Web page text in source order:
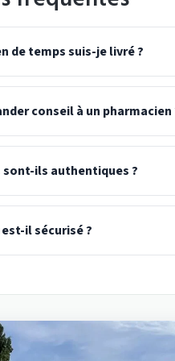
de temps suis-je livré ?
conseil à un pharmacien
ils authentiques ?
il sécurisé ?